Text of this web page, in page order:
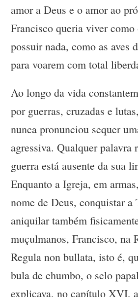
amor a Deus e o amor ao
Francisco queria viver
possuir nada, como as aves
para voarem com total
Ao longo da vida
por guerras, cruzadas e
nunca pronunciou sequer
agressiva. Qualquer palavra
guerra está ausente da sua
Enquanto a Igreja, em
nome de Deus, conquistar a
aniquilar também
muçulmanos, Francisco, na
Regula non bullata, isto é,
bula de chumbo, o selo
explicava, no capítulo XVI,